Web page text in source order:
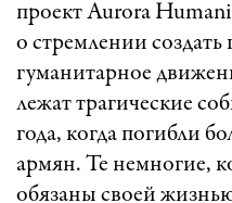
проект Aurora
о стремлении создать
гуманитарное
лежат трагические
года, когда погибли
армян. Те немногие,
обязаны своей